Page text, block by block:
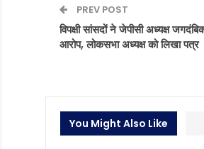
PREV POST
विपक्षी सांसदों ने जेपीसी अध्यक्ष
आरोप, लोकसभा अध्यक्ष को लिखा पत्र
You Might Also Like